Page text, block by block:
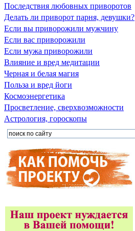
Последствия любовных приворотов
Делать ли приворот парня, девушки?
Если вы приворожили мужчину
Если вас приворожили
Если мужа приворожили
Влияние и вред медитации
Черная и белая магия
Польза и вред йоги
Космоэнергетика
Просветление, сверхвозможности
Астрология, гороскопы